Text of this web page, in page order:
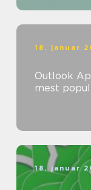
18. januar
Outlook
mest
18. januar